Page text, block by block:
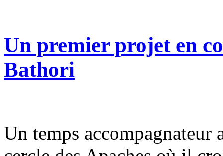
Un premier projet en
Bathori
Un temps accompagnateur